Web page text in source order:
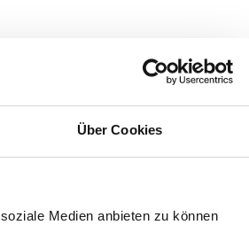
Über Cookies
Medien anbieten zu können